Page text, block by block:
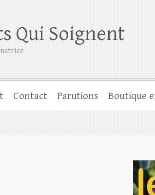
Qui Soignent
Contact Parutions Boutique